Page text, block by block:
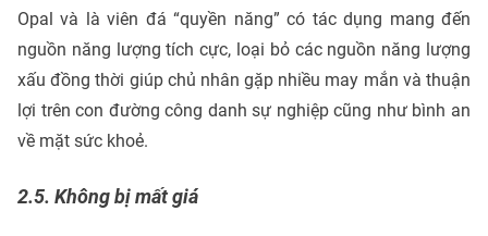
Opal và là viên đá “quyền năng” có tác dụng mang đến
nguồn năng lượng tích cực, loại bỏ các nguồn năng lượng
xấu đồng thời giúp chủ nhân gặp nhiều may mắn và thuận
lợi trên con đường công danh sự nghiệp cũng như bình an
về mặt sức khoẻ.
2.5. Không bị mất giá